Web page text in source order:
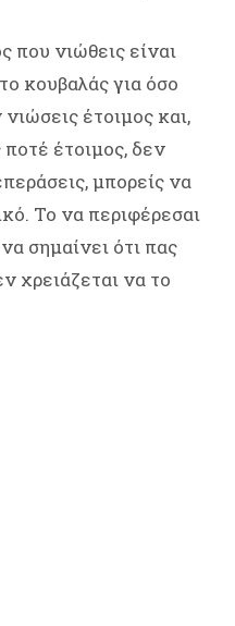
που νιώθεις είναι
κουβαλάς για όσο
έτοιμος και,
έτοιμος, δεν
μπορείς να
Το να περιφέρεσαι
σημαίνει ότι πας
χρειάζεται να το